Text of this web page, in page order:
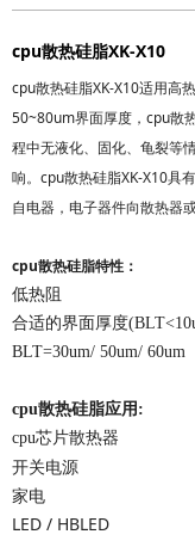
cpu散热硅脂XK-X10
cpu散热硅脂XK-X10适用高
50~80um界面厚度， cpu散
程中无液化、固化、龟裂等
响。 cpu散热硅脂XK-X10具有
自电器，电子器件向散热器
cpu散热硅脂特性：
低热阻
合适的界面厚度
BLT=30um/ 50um/ 60um
cpu散热硅脂应用:
cpu芯片散热器
开关电源
家电
LED / HBLED